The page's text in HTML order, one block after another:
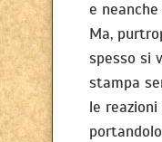
e
Ma,
spesso si
stampa
le